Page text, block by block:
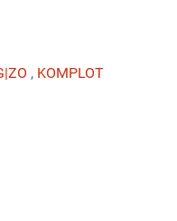
|ZO , KOMPLOT